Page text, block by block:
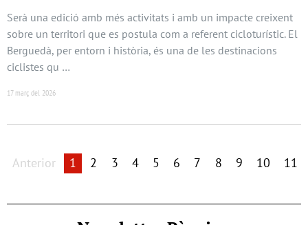
Serà una edició amb més activitats i amb un impacte creixent
sobre un territori que es postula com a referent cicloturístic. El
Berguedà, per entorn i història, és una de les destinacions
ciclistes qu …
17 març del 2026
Anterior 1 2 3 4 5 6 7 8 9 10 11